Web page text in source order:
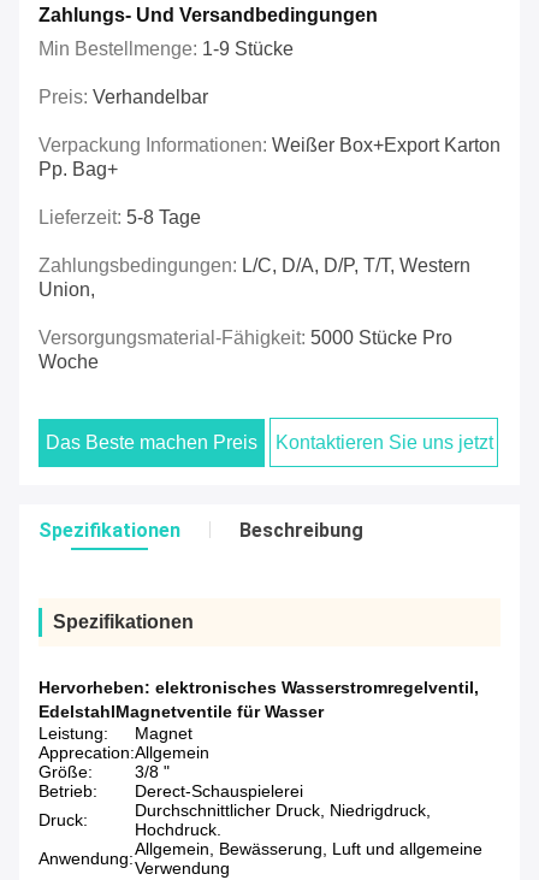
Zahlungs- Und Versandbedingungen
Min Bestellmenge: 1-9 Stücke
Preis: Verhandelbar
Verpackung Informationen: Weißer Box+export Karton
Pp. Bag+
Lieferzeit: 5-8 Tage
Zahlungsbedingungen: L/C, D/A, D/P, T/T, Western
Union,
Versorgungsmaterial-Fähigkeit: 5000 Stücke Pro
Woche
Das Beste machen Preis Kontaktieren Sie uns jetzt
Spezifikationen Beschreibung
Spezifikationen
Hervorheben: elektronisches Wasserstromregelventil,
EdelstahlMagnetventile für Wasser
Leistung:
Magnet
Apprecation:Allgemein
Größe:
3/8 "
Betrieb:
Derect-Schauspielerei
Druck:
Durchschnittlicher Druck, Niedrigdruck,
Hochdruck.
Anwendung:Allgemein, Bewässerung, Luft und allgemeine
Verwendung